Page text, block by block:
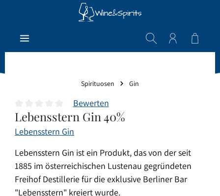
Zum Hauptinhalt springen
Spirituosen Gin
Durchschnittliche Bewertung von 0 von 5 Sternen
Bewerten
Lebensstern Gin 40%
Lebensstern Gin
Lebensstern Gin ist ein Produkt, das von der seit
1885 im österreichischen Lustenau gegründeten
Freihof Destillerie für die exklusive Berliner Bar
"Lebensstern" kreiert wurde.